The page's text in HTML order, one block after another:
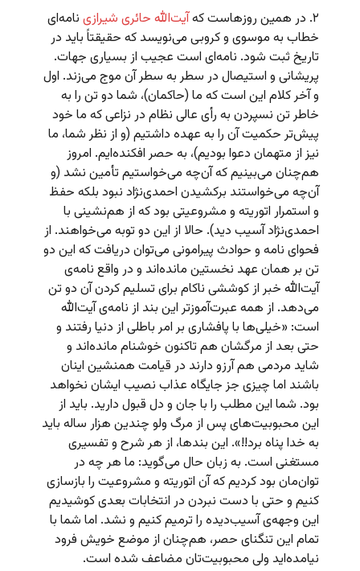
۲. در همین روزهاست که
آیت‌الله حائری شیرازی نامه‌ای
خطاب به موسوی و کروبی می‌نویسد که حقیقتاً باید در
تاریخ ثبت شود. نامه‌ای است عجیب از بسیاری جهات.
پریشانی و استیصال در سطر به سطر آن موج می‌زند. اول
و آخر کلام این است که ما (حاکمان)،‌ شما دو تن را به
خاطر تن نسپردن به رأی عالی نظام در نزاعی که ما خود
پیش‌تر حکمیت آن را به عهده داشتیم (و از نظر شما، ما
نیز از متهمان دعوا بودیم)، به حصر افکنده‌ایم. امروز
هم‌چنان می‌بینیم که آن‌چه می‌خواستیم تأمین نشد (و
آن‌چه می‌خواستند برکشیدن احمدی‌نژاد نبود بلکه حفظ
و استمرار اتوریته و مشروعیتی بود که از هم‌نشینی با
احمدی‌نژاد آسیب دید). حالا از این دو توبه می‌خواهند. از
فحوای نامه و حوادث پیرامونی می‌توان دریافت که این دو
تن بر همان عهد نخستین مانده‌اند و در واقع نامه‌ی
آیت‌الله خبر از کوششی ناکام برای تسلیم کردن آن دو تن
می‌دهد. از همه عبرت‌آموزتر این بند از نامه‌ی آیت‌الله
است: «خیلی‌ها با پافشاری بر امر باطلی از دنیا رفتند و
حتی بعد از مرگشان هم تاکنون خوشنام مانده‌اند و
شاید مردمی هم آرزو دارند در قیامت همنشین اینان
باشند اما چیزی جز جایگاه عذاب نصیب ایشان نخواهد
بود. شما این مطلب را با جان و دل قبول دارید. باید از
این محبوبیت‌های پس از مرگ ولو چندین هزار ساله باید
به خدا پناه برد!!». این بندها، از هر شرح و تفسیری
مستغنی است. به زبان حال می‌گوید: ما هر چه در
توان‌مان بود کردیم که آن اتوریته و مشروعیت را بازسازی
کنیم و حتی با دست نبردن در انتخابات بعدی کوشیدیم
این وجهه‌ی آسیب‌دیده را ترمیم کنیم و نشد. اما شما با
تمام این تنگنای حصر، هم‌چنان از موضع خویش فرود
نیامده‌اید ولی محبوبیت‌تان مضاعف شده است.